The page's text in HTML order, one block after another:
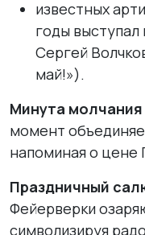
известных
годы
Сергей
май!»).
Минута молчания
момент
напоминая о цене
Праздничный
Фейерверки
символизируя